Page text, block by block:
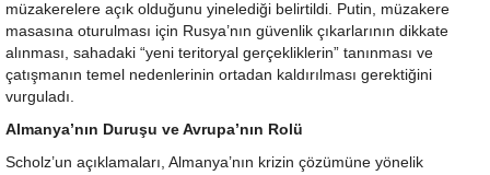
müzakerelere açık olduğunu yinelediği belirtildi. Putin, müzakere
masasına oturulması için Rusya’nın güvenlik çıkarlarının dikkate
alınması, sahadaki “yeni teritoryal gerçekliklerin” tanınması ve
çatışmanın temel nedenlerinin ortadan kaldırılması gerektiğini
vurguladı.
Almanya’nın Duruşu ve Avrupa’nın Rolü
Scholz’un açıklamaları, Almanya’nın krizin çözümüne yönelik